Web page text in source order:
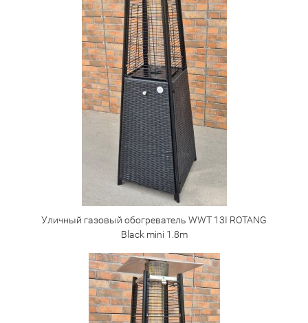
Уличный газовый обогреватель WWT 13I ROTANG
Black mini 1.8m